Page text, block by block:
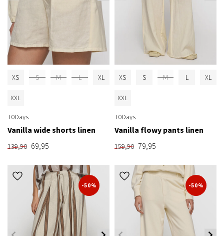
XS S M L XL
XXL
10Days
Vanilla wide shorts linen
139,90 69,95
XS S M L XL
XXL
10Days
Vanilla flowy pants linen
159,90 79,95
-50% -50%